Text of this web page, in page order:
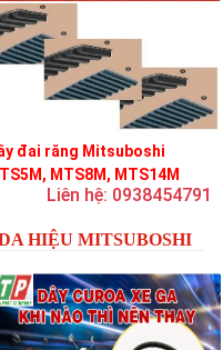
đai răng Mitsuboshi
MTS8M, MTS14M
Liên hệ: 0938454791
HIỆU MITSUBOSHI